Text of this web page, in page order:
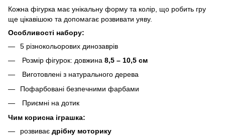
Кожна фігурка має унікальну форму та колір, що робить гру
ще цікавішою та допомагає розвивати уяву.
Особливості набору:
5 різнокольорових динозаврів
Розмір фігурок: довжина 8,5 – 10,5 см
Виготовлені з натурального дерева
Пофарбовані безпечними фарбами
Приємні на дотик
Чим корисна іграшка:
розвиває дрібну моторику